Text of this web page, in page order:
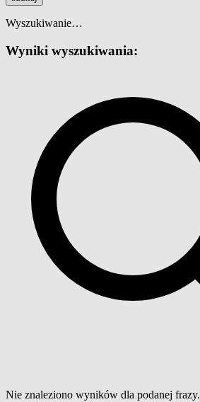
Wyszukiwanie…
Wyniki wyszukiwania:
Nie znaleziono wyników dla podanej frazy.